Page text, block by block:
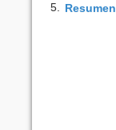
5. Resumen